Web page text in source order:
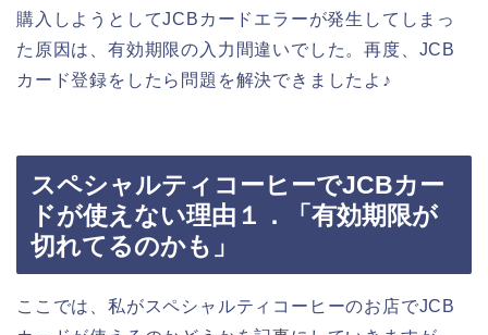
購入しようとしてJCBカードエラーが発生してしまっ
た原因は、有効期限の入力間違いでした。再度、JCB
カード登録をしたら問題を解決できましたよ♪
スペシャルティコーヒーでJCBカー
ドが使えない理由１．「有効期限が
切れてるのかも」
ここでは、私がスペシャルティコーヒーのお店でJCB